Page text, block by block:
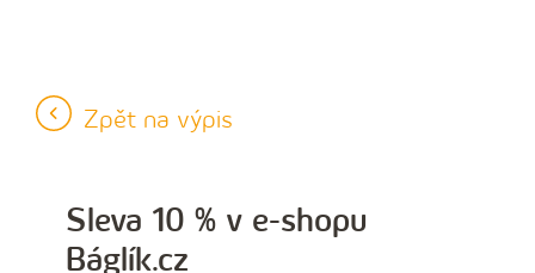
Zpět na výpis
Sleva 10 % v e-shopu
Báglík.cz